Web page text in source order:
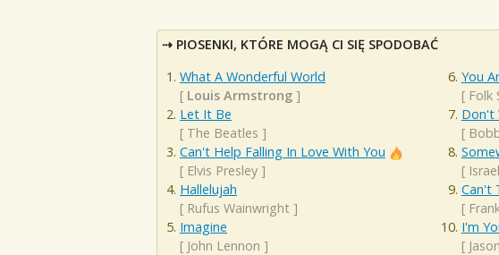
PIOSENKI, KTÓRE MOGĄ CI SIĘ SPODOBAĆ
What A Wonderful World
[ Louis Armstrong ]
Let It Be
[ The Beatles ]
Can't Help Falling In Love With You
[ Elvis Presley ]
Hallelujah
[ Rufus Wainwright ]
Imagine
[ John Lennon ]
You
[ Folk
Don't
[
[
Can't
[
I'm
[